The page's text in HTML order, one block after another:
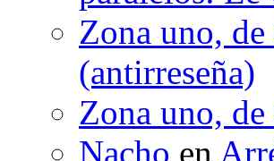
Zona uno,
(antirreseña)
Zona uno,
Nacho en